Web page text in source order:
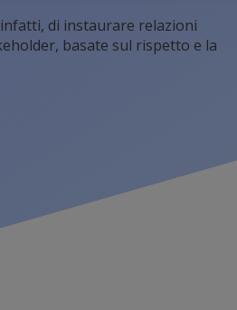
di instaurare relazioni
basate sul rispetto e la